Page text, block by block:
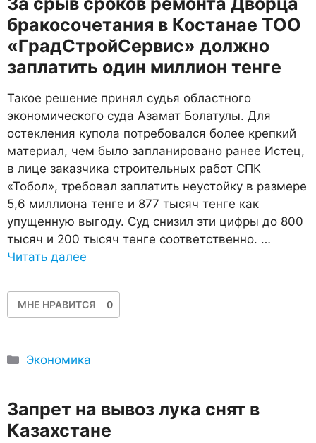
бракосочетания в Костанае ТОО
«ГрадСтройСервис» должно
заплатить один миллион тенге
Такое решение принял судья областного
экономического суда Азамат Болатулы. Для
остекления купола потребовался более крепкий
материал, чем было запланировано ранее Истец,
в лице заказчика строительных работ СПК
«Тобол», требовал заплатить неустойку в размере
5,6 миллиона тенге и 877 тысяч тенге как
упущенную выгоду. Суд снизил эти цифры до 800
тысяч и 200 тысяч тенге соответственно. …
Читать далее
МНЕ НРАВИТСЯ 0
Рубрики
Экономика
Запрет на вывоз лука снят в
Казахстане